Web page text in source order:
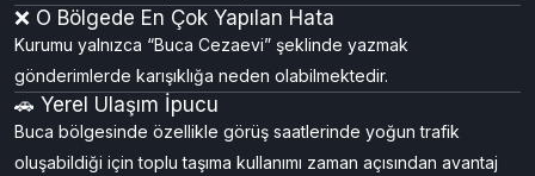
❌ O Bölgede En Çok Yapılan Hata
Kurumu yalnızca “Buca Cezaevi” şeklinde yazmak
gönderimlerde karışıklığa neden olabilmektedir.
🚗 Yerel Ulaşım İpucu
Buca bölgesinde özellikle görüş saatlerinde yoğun trafik
oluşabildiği için toplu taşıma kullanımı zaman açısından avantaj